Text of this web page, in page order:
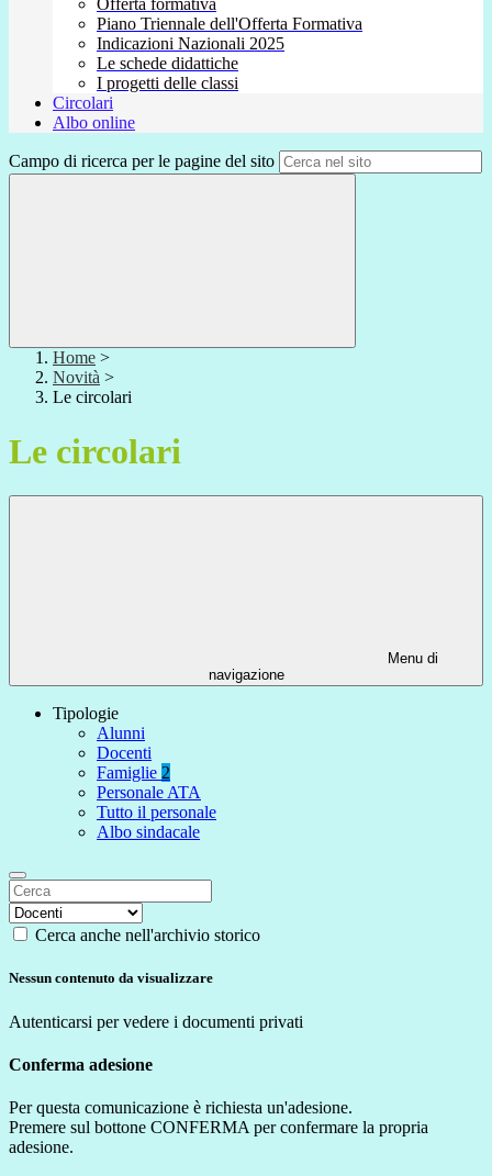
Offerta formativa
Piano Triennale dell'Offerta Formativa
Indicazioni Nazionali 2025
Le schede didattiche
I progetti delle classi
Circolari
Albo online
Campo di ricerca per le pagine del sito
Home >
Novità >
Le circolari
Le circolari
Menu di
navigazione
Tipologie
Alunni
Docenti
Famiglie 2
Personale ATA
Tutto il personale
Albo sindacale
Cerca anche nell'archivio storico
Nessun contenuto da visualizzare
Autenticarsi per vedere i documenti privati
Conferma adesione
Per questa comunicazione è richiesta un'adesione.
Premere sul bottone CONFERMA per confermare la propria
adesione.